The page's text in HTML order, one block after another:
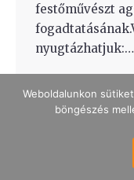
festőművészt
nyugtázhatjuk:…
Weboldalunkon
böngészés